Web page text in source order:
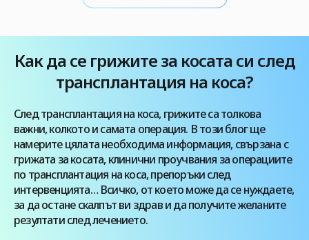
косата. Все повече хора се интересуват от
Как да се грижите за косата си след
трансплантация на коса?
След трансплантация на коса, грижите са толкова
важни, колкото и самата операция. В този блог ще
намерите цялата необходима информация, свързана с
грижата за косата, клинични проучвания за операциите
по трансплантация на коса, препоръки след
интервенцията… Всичко, от което може да се нуждаете,
за да остане скалпът ви здрав и да получите желаните
резултати след лечението.